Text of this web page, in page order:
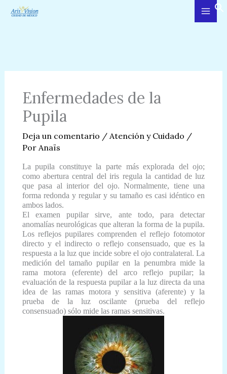
Enfermedades de la
Pupila
Deja un comentario / Atención y Cuidado /
Por Anaïs
La pupila constituye la parte más explorada del ojo;
como abertura central del iris regula la cantidad de luz
que pasa al interior del ojo. Normalmente, tiene una
forma redonda y regular y su tamaño es casi idéntico en
ambos lados.
El examen pupilar sirve, ante todo, para detectar
anomalías neurológicas que alteran la forma de la pupila.
Los reflejos pupilares comprenden el reflejo fotomotor
directo y el indirecto o reflejo consensuado, que es la
respuesta a la luz que incide sobre el ojo contralateral. La
medición del tamaño pupilar en la penumbra mide la
rama motora (eferente) del arco reflejo pupilar; la
evaluación de la respuesta pupilar a la luz directa da una
idea de las ramas motora y sensitiva (aferente) y la
prueba de la luz oscilante (prueba del reflejo
consensuado) sólo mide las ramas sensitivas.